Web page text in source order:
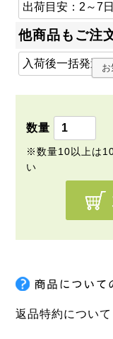
他商品もご注
返品特約について